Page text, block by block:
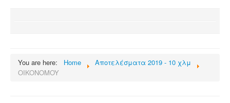
You are here: Home
Αποτελέσματα 2019 - 10 χλμ
OIKONOMOY